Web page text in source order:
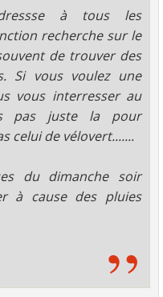
à tous les
recherche sur le
de trouver des
Si vous voulez une
vous interresser au
pas juste la pour
celui de vélovert.......
du dimanche soir
à cause des pluies